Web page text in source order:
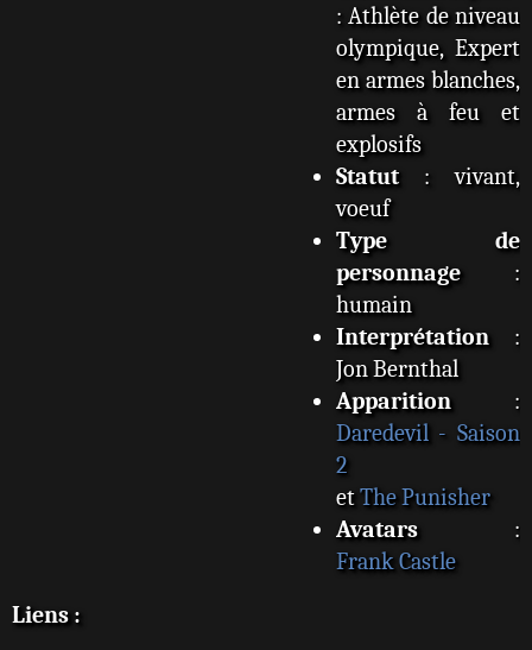
: Athlète de niveau
olympique, Expert
en armes blanches,
armes à feu et
explosifs
Statut: vivant,
voeuf
Type de
personnage:
humain
Interprétation:
Jon Bernthal
Apparition:
Daredevil - Saison
2
etThe Punisher
Avatars:
Frank Castle
Liens :